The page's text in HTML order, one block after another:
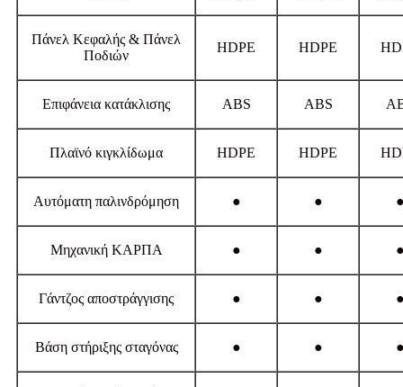
Πάνελ Κεφαλής & Πάνελ
Ποδιών
HDPE HDPE
Επιφάνεια κατάκλισης ABS ABS
Πλαϊνό κιγκλίδωμα HDPE HDPE
Αυτόματη παλινδρόμηση ● ●
Μηχανική ΚΑΡΠΑ ● ●
Γάντζος αποστράγγισης ● ●
Βάση στήριξης σταγόνας ● ●